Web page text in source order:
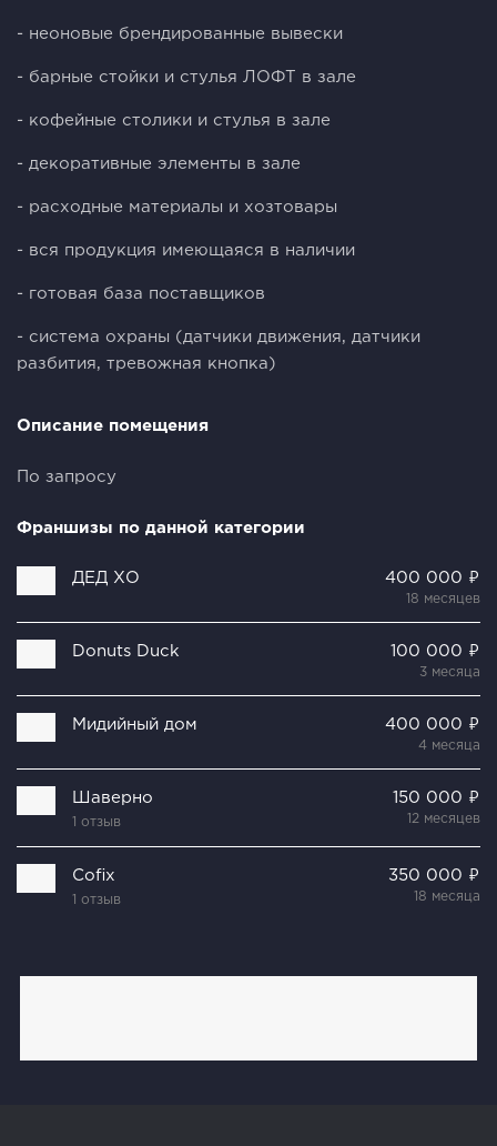
- неоновые брендированные вывески
- барные стойки и стулья ЛОФТ в зале
- кофейные столики и стулья в зале
- декоративные элементы в зале
- расходные материалы и хозтовары
- вся продукция имеющаяся в наличии
- готовая база поставщиков
- система охраны (датчики движения, датчики
разбития, тревожная кнопка)
Описание помещения
По запросу
Франшизы по данной категории
ДЕД ХО 400 000 ₽
18 месяцев
Donuts Duck 100 000 ₽
3 месяца
Мидийный дом 400 000 ₽
4 месяца
Шаверно
1 отзыв
150 000 ₽
12 месяцев
Cofix
1 отзыв
350 000 ₽
18 месяца